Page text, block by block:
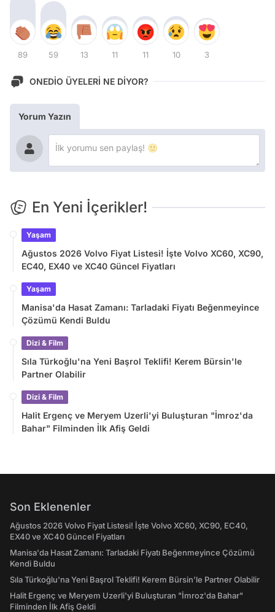
89 59 13 11 11 10 3
ONEDİO ÜYELERİ NE DİYOR?
Yorum Yazın
En Yeni İçerikler!
Yaşam
Ağustos 2026 Volvo Fiyat Listesi! İşte Volvo XC60, XC90,
EC40, EX40 ve XC40 Güncel Fiyatları
Yaşam
Manisa'da Hasat Zamanı: Tarladaki Fiyatı Beğenmeyince
Çözümü Kendi Buldu
Dizi & Film
Sıla Türkoğlu'na Yeni Başrol Teklifi! Kerem Bürsin'le
Partner Olabilir
Dizi & Film
Halit Ergenç ve Meryem Uzerli'yi Buluşturan "İmroz'da
Bahar" Filminden İlk Afiş Geldi
Son Eklenenler
Ağustos 2026 Volvo Fiyat Listesi! İşte Volvo XC60, XC90, EC40,
EX40 ve XC40 Güncel Fiyatları
Manisa'da Hasat Zamanı: Tarladaki Fiyatı Beğenmeyince Çözümü
Kendi Buldu
Sıla Türkoğlu'na Yeni Başrol Teklifi! Kerem Bürsin'le Partner Olabilir
Halit Ergenç ve Meryem Uzerli'yi Buluşturan "İmroz'da Bahar"
Filminden İlk Afiş Geldi